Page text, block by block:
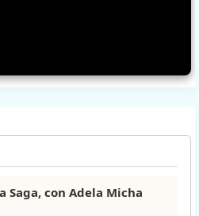
Saga, con Adela Micha